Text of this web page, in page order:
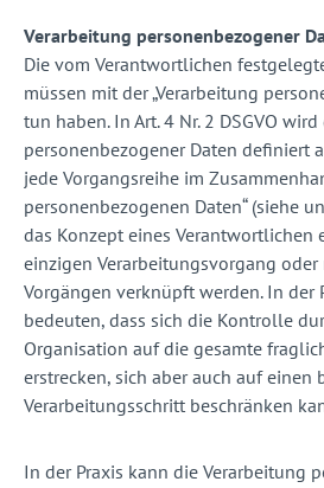
Verarbeitung personenbezogener
Die vom Verantwortlichen
müssen mit der „Verarbeitung
tun haben. In Art. 4 Nr. 2 DSGVO
personenbezogener Daten definiert
jede Vorgangsreihe im
personenbezogenen Daten“ (siehe
das Konzept eines Verantwortlichen
einzigen Verarbeitungsvorgang
Vorgängen verknüpft werden. In der
bedeuten, dass sich die Kontrolle
Organisation auf die gesamte
erstrecken, sich aber auch auf einen
Verarbeitungsschritt beschränken
In der Praxis kann die Verarbeitung